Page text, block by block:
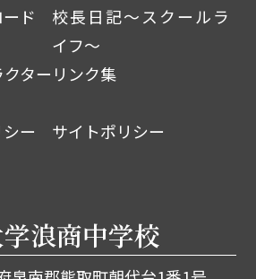
ド
校長日記～スクールラ
イフ～
ター リンク集
ー
サイトポリシー
浪商中学校